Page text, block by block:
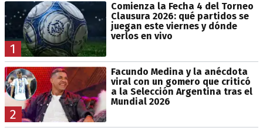
1
Comienza la Fecha 4 del Torneo
Clausura 2026: qué partidos se
juegan este viernes y dónde
verlos en vivo
2
Facundo Medina y la anécdota
viral con un gomero que criticó
a la Selección Argentina tras el
Mundial 2026